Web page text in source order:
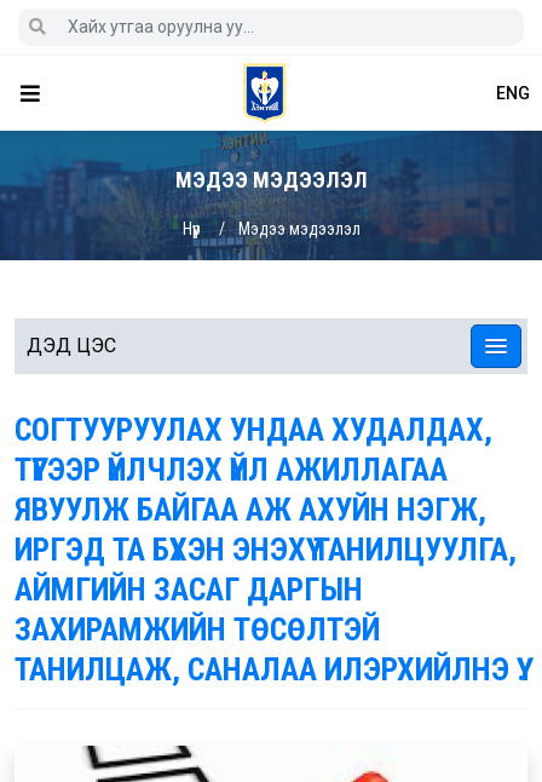
ENG
МЭДЭЭ МЭДЭЭЛЭЛ
Нүүр Мэдээ мэдээлэл
ДЭД ЦЭС
СОГТУУРУУЛАХ УНДАА ХУДАЛДАХ,
ТҮҮГЭЭР ҮЙЛЧЛЭХ ҮЙЛ АЖИЛЛАГАА
ЯВУУЛЖ БАЙГАА АЖ АХУЙН НЭГЖ,
ИРГЭД ТА БҮХЭН ЭНЭХҮҮ ТАНИЛЦУУЛГА,
АЙМГИЙН ЗАСАГ ДАРГЫН
ЗАХИРАМЖИЙН ТӨСӨЛТЭЙ
ТАНИЛЦАЖ, САНАЛАА ИЛЭРХИЙЛНЭ ҮҮ.